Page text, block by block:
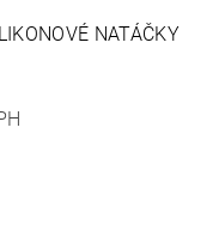
NATÁČKY